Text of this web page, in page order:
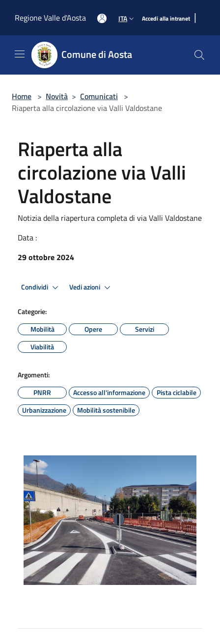
Regione Valle d'Aosta
ITA Accedi alla intranet |
Comune di Aosta
Home > Novità > Comunicati >
Riaperta alla circolazione via Valli Valdostane
Riaperta alla
circolazione via Valli
Valdostane
Notizia della riapertura completa di via Valli Valdostane
Data :
29 ottobre 2024
Condividi Vedi azioni
Categorie:
Mobilità
Opere
Servizi
Viabilità
Argomenti:
PNRR
Accesso all'informazione
Pista ciclabile
Urbanizzazione
Mobilità sostenibile